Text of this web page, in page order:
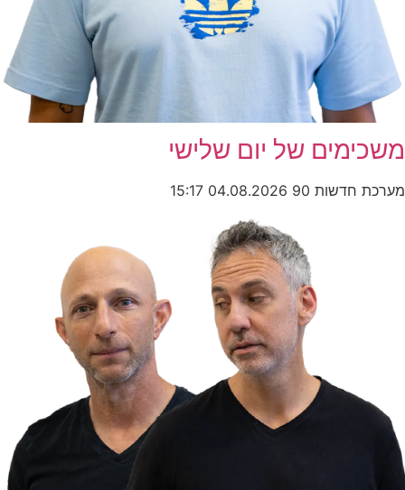
משכימים של יום שלישי
מערכת חדשות 90 04.08.2026
15:17